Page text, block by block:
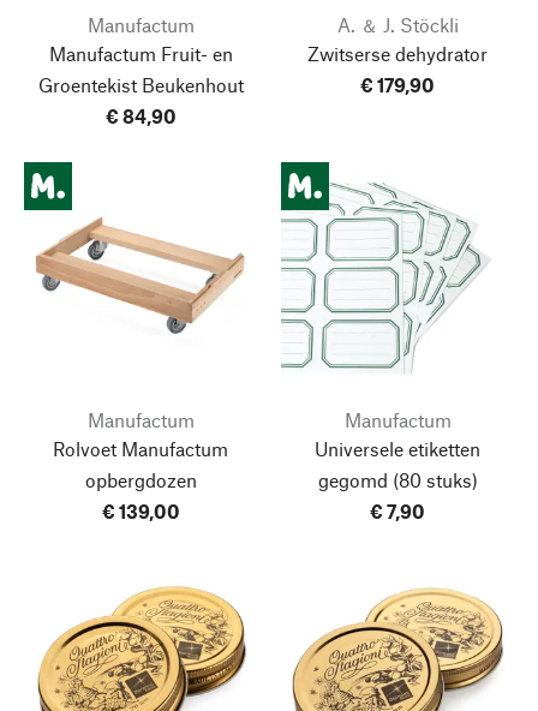
Manufactum
Manufactum Fruit- en
Groentekist Beukenhout
€ 84,90
A. ＆ J. Stöckli
Zwitserse dehydrator
€ 179,90
Manufactum
Rolvoet Manufactum
opbergdozen
€ 139,00
Manufactum
Universele etiketten
gegomd (80 stuks)
€ 7,90